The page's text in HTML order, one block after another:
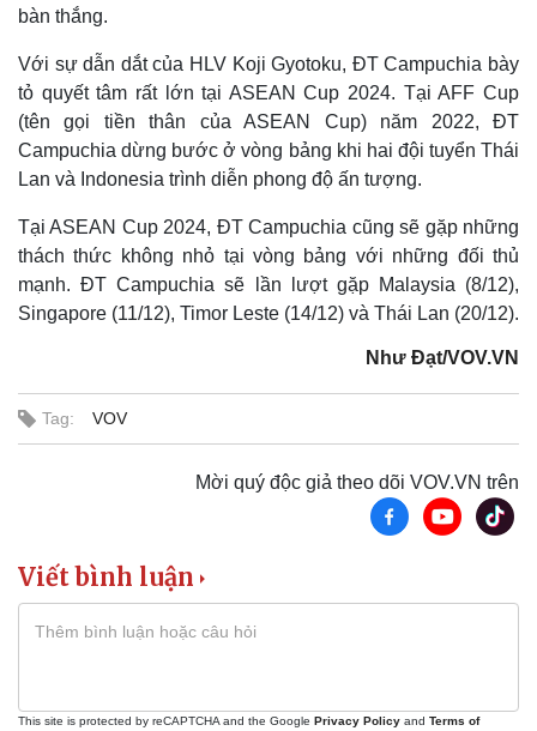
Bất động sản
Khởi nghiệp
Giá vàng
Tiêu dùng
Tỷ giá
Chứng khoán
bàn thắng.
Với sự dẫn dắt của HLV Koji Gyotoku, ĐT Campuchia bày
tỏ quyết tâm rất lớn tại ASEAN Cup 2024. Tại AFF Cup
(tên gọi tiền thân của ASEAN Cup) năm 2022, ĐT
Campuchia dừng bước ở vòng bảng khi hai đội tuyển Thái
Lan và Indonesia trình diễn phong độ ấn tượng.
Tại ASEAN Cup 2024, ĐT Campuchia cũng sẽ gặp những
thách thức không nhỏ tại vòng bảng với những đối thủ
mạnh. ĐT Campuchia sẽ lần lượt gặp Malaysia (8/12),
Singapore (11/12), Timor Leste (14/12) và Thái Lan (20/12).
Như Đạt/VOV.VN
Tag: VOV
Mời quý độc giả theo dõi VOV.VN trên
Viết bình luận
This site is protected by reCAPTCHA and the Google Privacy Policy and Terms of